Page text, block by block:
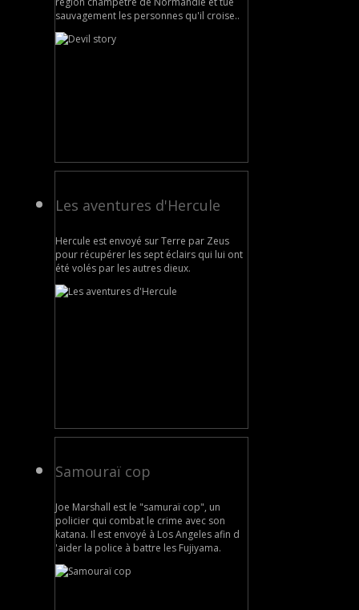
sauvagement les personnes qu'il croise..
Les aventures d'Hercule
Hercule est envoyé sur Terre par Zeus
pour récupérer les sept éclairs qui lui ont
été volés par les autres dieux.
Samouraï cop
Joe Marshall est le "samuraï cop", un
policier qui combat le crime avec son
katana. Il est envoyé à Los Angeles afin d
'aider la police à battre les Fujiyama.